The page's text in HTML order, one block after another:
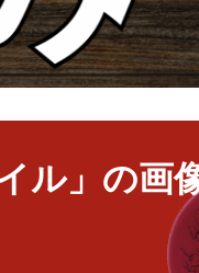
ル」の画